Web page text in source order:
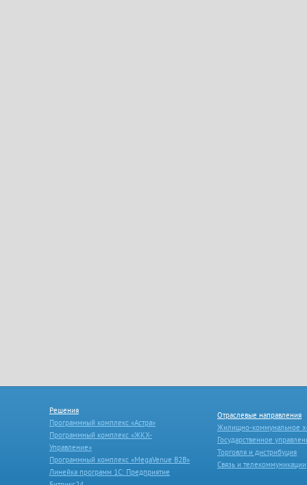
Решения
Программный комплекс «Астра»
Программный комплекс «ЖКХ-
Управление»
Программный комплекс «MegaVenue B2B»
Линейка программ 1С: Предприятие
Отраслевые направления
Жилищно-коммунальное
Государственное
Торговля и дистрибуция
Связь и телекоммуникации